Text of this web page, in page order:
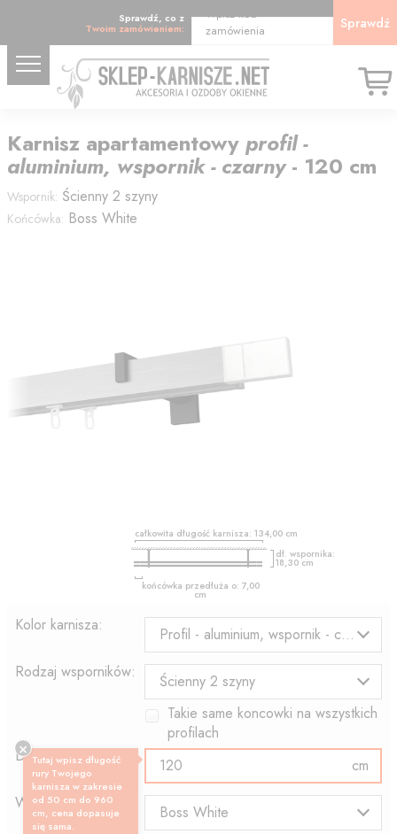
Sprawdź, co z
Twoim zamówieniem:
Wpisz kod
zamówienia
Sprawdź
Karnisz apartamentowy profil -
aluminium, wspornik - czarny- 120 cm
Wspornik: Ścienny 2 szyny
Końcówka: Boss White
całkowita długość karnisza: 134,00cm
dł. wspornika:
18,30cm
końcówka przedłuża o: 7,00
cm
Kolor karnisza:
Profil - aluminium, wspornik - czarny
Rodzaj wsporników:
Ścienny 2 szyny
Takie same koncowki na wszystkich
profilach
Długość profilu:
cm
Wzór końcówki:
Boss White
Tutaj wpisz długość
rury Twojego
karnisza w zakresie
od 50 cm do 960
cm, cena dopasuje
się sama.